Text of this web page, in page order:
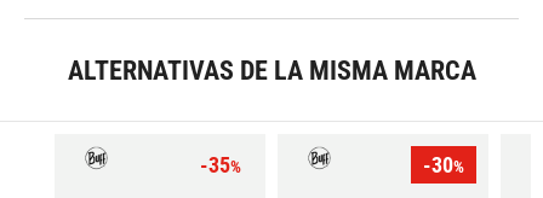
ALTERNATIVAS DE LA MISMA MARCA
-35% -30%